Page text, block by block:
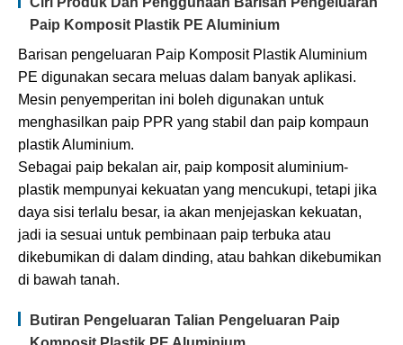
Paip Komposit Plastik PE Aluminium
Barisan pengeluaran Paip Komposit Plastik Aluminium
PE digunakan secara meluas dalam banyak aplikasi.
Mesin penyemperitan ini boleh digunakan untuk
menghasilkan paip PPR yang stabil dan paip kompaun
plastik Aluminium.
Sebagai paip bekalan air, paip komposit aluminium-
plastik mempunyai kekuatan yang mencukupi, tetapi jika
daya sisi terlalu besar, ia akan menjejaskan kekuatan,
jadi ia sesuai untuk pembinaan paip terbuka atau
dikebumikan di dalam dinding, atau bahkan dikebumikan
di bawah tanah.
Butiran Pengeluaran Talian Pengeluaran Paip